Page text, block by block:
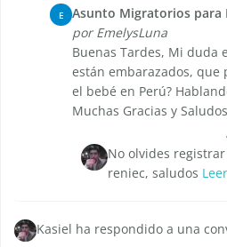
E
Asunto Migratorios para
por EmelysLuna
Buenas Tardes, Mi duda
están embarazados, que
el bebé en Perú?
Muchas Gracias y Saludos
No olvides
reniec, saludos
Kasiel ha respondido a una